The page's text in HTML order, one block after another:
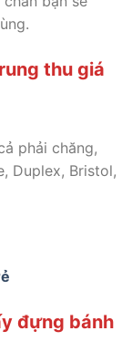
thu giá
phải chăng,
Duplex, Bristol,
đựng bánh